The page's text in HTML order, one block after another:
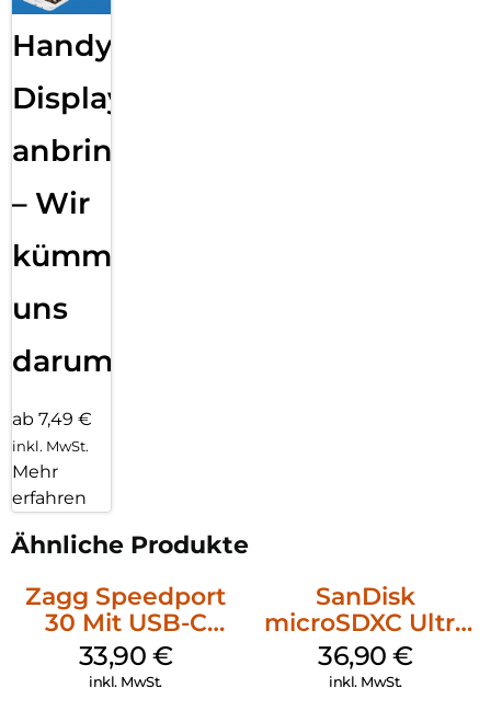
Handy
Displayfolie
anbringen
– Wir
kümmern
uns
darum!
ab 7,49 €
inkl. MwSt.
Mehr
erfahren
Ähnliche Produkte
Zagg Speedport
30 Mit USB-C
Kabel Weiß
33,90 €
inkl. MwSt.
SanDisk
microSDXC Ultra
128 GB + Adapter
Mobile
36,90€
inkl. MwSt.